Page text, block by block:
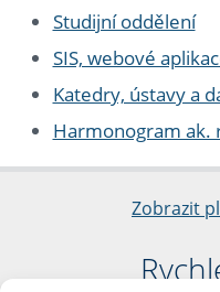
Studijní oddělení
SIS, webové
Katedry, ústavy a
Harmonogram ak.
Zobrazit